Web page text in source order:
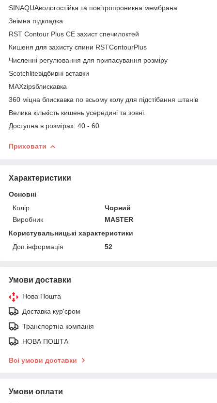
SINAQUAвологостійка та повітропроникна мембрана
Знімна підкладка
RST Contour Plus CE захист спечилоктей
Кишеня для захисту спини RSTContourPlus
Численні регулювання для припасування розміру
Scotchliteвідбивні вставки
MAXzipsблискавка
360 міцна блискавка по всьому колу для підстібання штанів
Велика кількість кишень усередині та зовні.
Доступна в розмірах: 40 - 60
Приховати
Характеристики
Основні
Колір
Чорний
Виробник
MASTER
Користувальницькі характеристики
Доп.інформація
52
Умови доставки
Нова Пошта
Доставка кур'єром
Транспортна компанія
НОВА ПОШТА
Всі умови доставки
Умови оплати